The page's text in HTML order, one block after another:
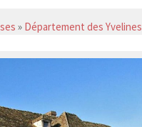
» Département des Yvelines